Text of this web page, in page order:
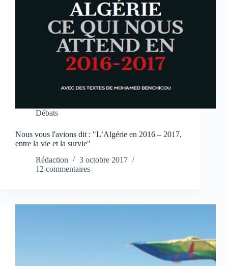
Débats
Nous vous l'avions dit : "L’Algérie en 2016 – 2017,
entre la vie et la survie"
Rédaction
3 octobre 2017
12 commentaires